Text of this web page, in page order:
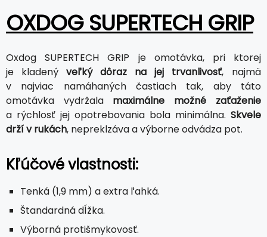
OXDOG SUPERTECH GRIP
Oxdog SUPERTECH GRIP je omotávka, pri ktorej
je kladený veľký dôraz na jej trvanlivosť, najmä
v najviac namáhaných častiach tak, aby táto
omotávka vydržala maximálne možné zaťaženie
a rýchlosť jej opotrebovania bola minimálna. Skvele
drží v rukách, nepreklzáva a výborne odvádza pot.
Kľúčové vlastnosti:
Tenká (1,9 mm) a extra ľahká.
Štandardná dĺžka.
Výborná protišmykovosť.